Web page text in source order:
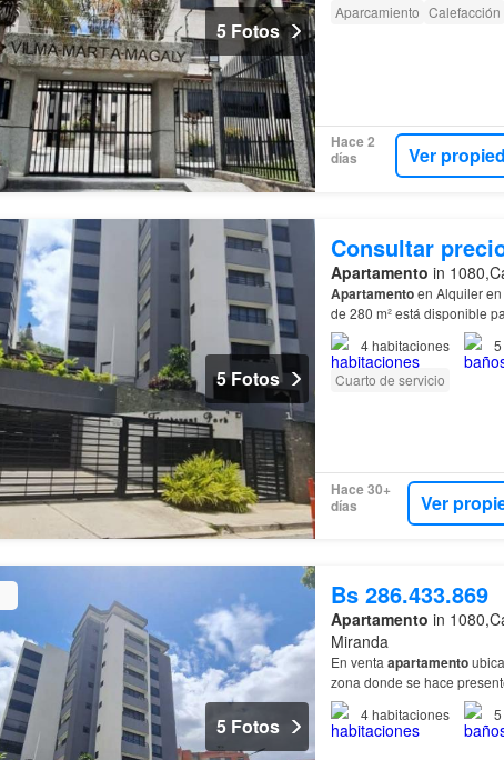
5 Fotos
Aparcamiento Calefacción
Hace 2
días
Ver
5 Fotos
Consultar
Apartamento in
Apartamentoen Alquiler en
de 280 m² está disponible
Arriba
, una zona estratégica
4habitaciones 5
Cuarto de servicio
Hace 30+
días
Ver
5 Fotos
Bs 286.433.869
Apartamento in
Miranda
En venta apartamento
zona donde se hace
Monte entre otras.…
4habitaciones 5